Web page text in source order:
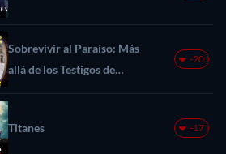
Sobrevivir al Paraíso: Más
allá de los Testigos de
Jehová
-20
Titanes -17